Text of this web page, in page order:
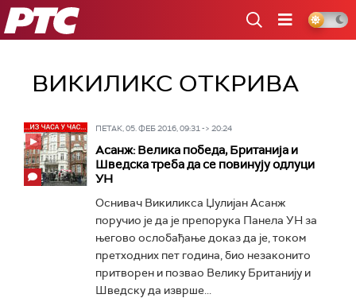
РТС
ВИКИЛИКС ОТКРИВА
ПЕТАК, 05. ФЕБ 2016, 09:31 -> 20:24
Асанж: Велика победа, Британија и
Шведска треба да се повинују одлуци
УН
Оснивач Викиликса Џулијан Асанж
поручио је да је препорука Панела УН за
његово ослобађање доказ да је, током
претходних пет година, био незаконито
притворен и позвао Велику Британију и
Шведску да изврше...